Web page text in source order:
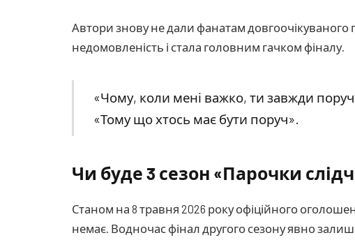
Автори знову не дали фанатам довгоочікуваного
недомовленість і стала головним гачком фіналу.
«Чому, коли мені важко, ти завжди
«Тому що хтось має бути поруч».
Чи буде 3 сезон «Парочки
Станом на 8 травня 2026 року офіційного
немає. Водночас фінал другого сезону явно